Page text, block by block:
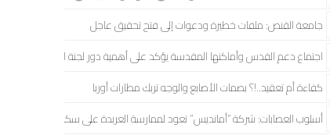
جامعة القنص: ملفات خطيرة ودعوات إلى فتح تحقيق عاجل
اجتماع دعم القدس وأماكنها المقدسة يؤكد على أهمية دور لجنة القدس
كفاءة أم تعقيد..!؟ بصمات الأصابع والوجه تربك مطارات أوربا
أسلوب العصابات: شركة “أمانديس” تعود لممارسة العربدة على سكان الشمال..!